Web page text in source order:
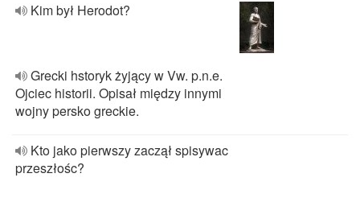
Kim był Herodot?
Grecki hstoryk żyjący w Vw. p.n.e.
Ojciec historii. Opisał między innymi
wojny persko greckie.
Kto jako pierwszy zaczął spisywac
przeszłośc?